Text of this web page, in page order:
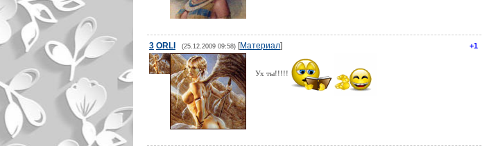
+1
3 ORLI (25.12.2009 09:58) [Материал]
Ух ты!!!!!